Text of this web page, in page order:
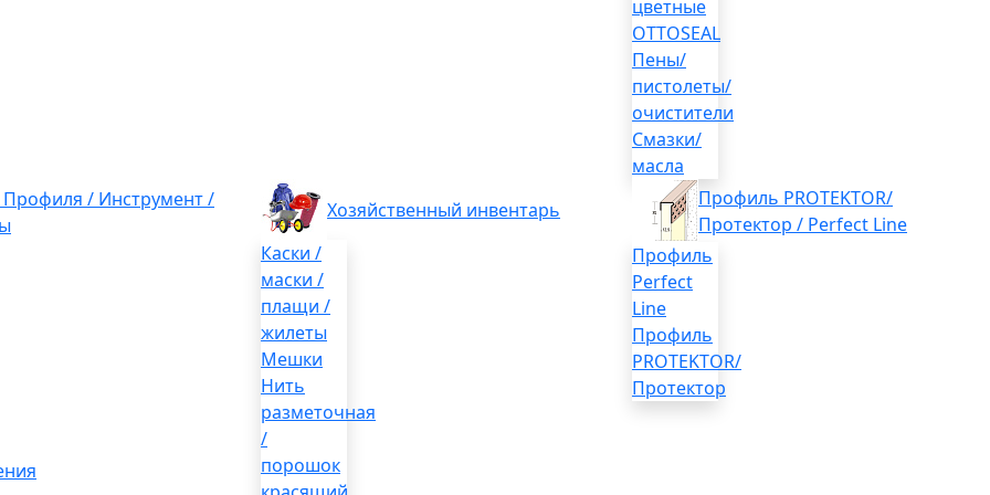
цветные
OTTOSEAL
Пены/
пистолеты/
очистители
Смазки/
масла
Профиля / Инструмент /
Хозяйственный инвентарь
Каски /
маски /
плащи /
жилеты
Мешки
Нить
разметочная
/
порошок
Профиль PROTEKTOR/
Протектор / Perfect Line
Профиль
Perfect
Line
Профиль
PROTEKTOR/
Протектор